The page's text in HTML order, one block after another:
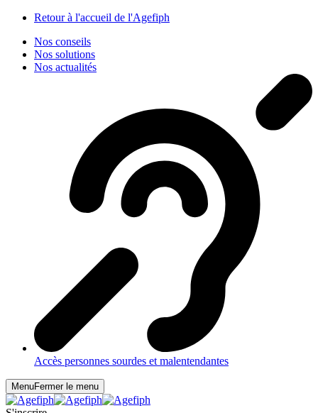
Retour à l'accueil de l'Agefiph
Nos conseils
Nos solutions
Nos actualités
Accès personnes sourdes et malentendantes
MenuFermer le menu